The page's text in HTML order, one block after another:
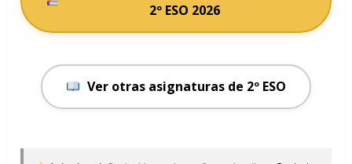
2º ESO 2026
Ver otras asignaturas de 2º ESO